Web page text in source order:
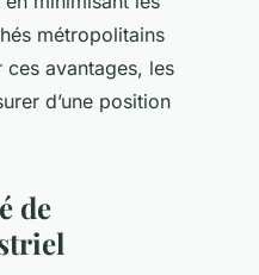
métropolitains
ces avantages, les
d’une position
de